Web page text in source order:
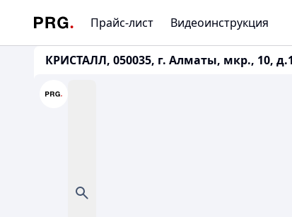
Прайс-лист Видеоинструкция
КРИСТАЛЛ, 050035, г. Алматы, мкр., 10,